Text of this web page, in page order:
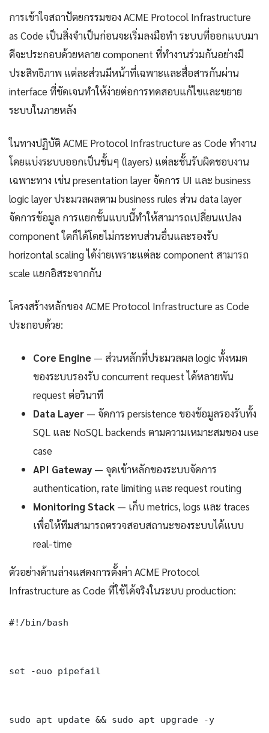
การเข้าใจสถาปัตยกรรมของ ACME Protocol Infrastructure
as Code เป็นสิ่งจำเป็นก่อนจะเริ่มลงมือทำ ระบบที่ออกแบบมา
ดีจะประกอบด้วยหลาย component ที่ทำงานร่วมกันอย่างมี
ประสิทธิภาพ แต่ละส่วนมีหน้าที่เฉพาะและสื่อสารกันผ่าน
interface ที่ชัดเจนทำให้ง่ายต่อการทดสอบแก้ไขและขยาย
ระบบในภายหลัง
ในทางปฏิบัติ ACME Protocol Infrastructure as Code ทำงาน
โดยแบ่งระบบออกเป็นชั้นๆ (layers) แต่ละชั้นรับผิดชอบงาน
เฉพาะทาง เช่น presentation layer จัดการ UI และ business
logic layer ประมวลผลตาม business rules ส่วน data layer
จัดการข้อมูล การแยกชั้นแบบนี้ทำให้สามารถเปลี่ยนแปลง
component ใดก็ได้โดยไม่กระทบส่วนอื่นและรองรับ
horizontal scaling ได้ง่ายเพราะแต่ละ component สามารถ
scale แยกอิสระจากกัน
โครงสร้างหลักของ ACME Protocol Infrastructure as Code
ประกอบด้วย:
Core Engine — ส่วนหลักที่ประมวลผล logic ทั้งหมด
ของระบบรองรับ concurrent request ได้หลายพัน
request ต่อวินาที
Data Layer — จัดการ persistence ของข้อมูลรองรับทั้ง
SQL และ NoSQL backends ตามความเหมาะสมของ use
case
API Gateway — จุดเข้าหลักของระบบจัดการ
authentication, rate limiting และ request routing
Monitoring Stack — เก็บ metrics, logs และ traces
เพื่อให้ทีมสามารถตรวจสอบสถานะของระบบได้แบบ
real-time
ตัวอย่างด้านล่างแสดงการตั้งค่า ACME Protocol
Infrastructure as Code ที่ใช้ได้จริงในระบบ production:
#!/bin/bash
set -euo pipefail
sudo apt update && sudo apt upgrade -y